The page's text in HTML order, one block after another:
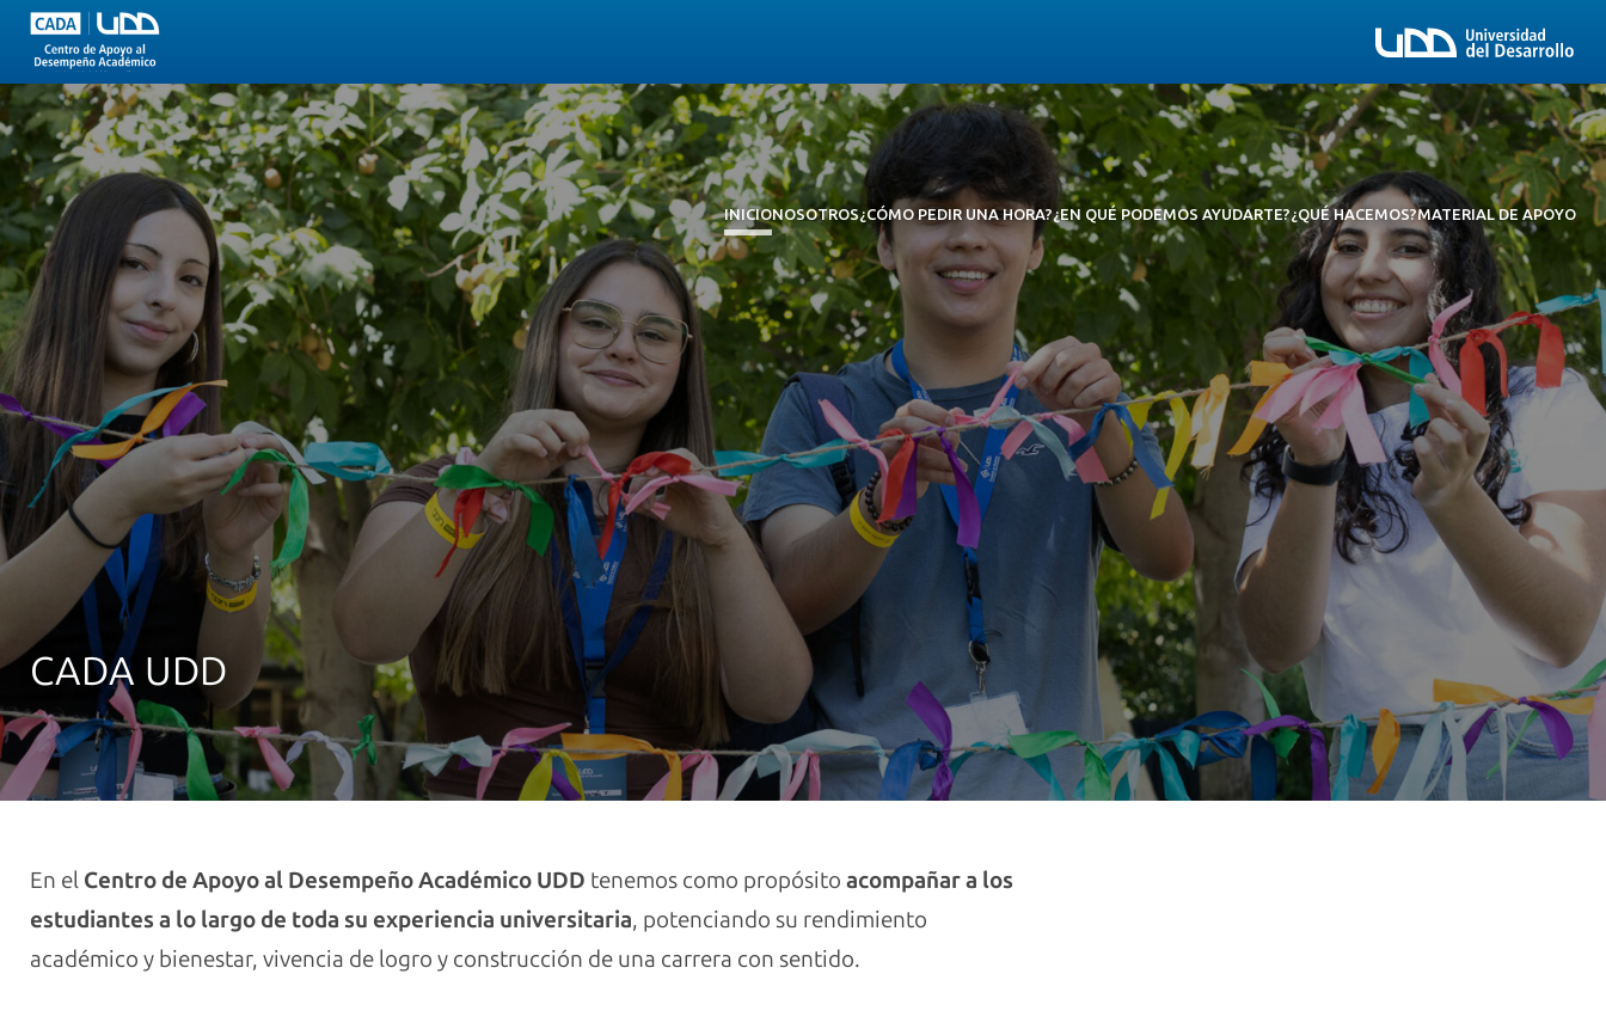
CADA UDD
INICIONOSOTROS¿CÓMO PEDIR UNA HORA?¿EN QUÉ PODEMOS AYUDARTE?¿QUÉ HACEMOS?MATERIAL DE APOYO
En el Centro de Apoyo al Desempeño Académico UDD tenemos como propósito acompañar a los
estudiantes a lo largo de toda su experiencia universitaria, potenciando su rendimiento
académico y bienestar, vivencia de logro y construcción de una carrera con sentido.